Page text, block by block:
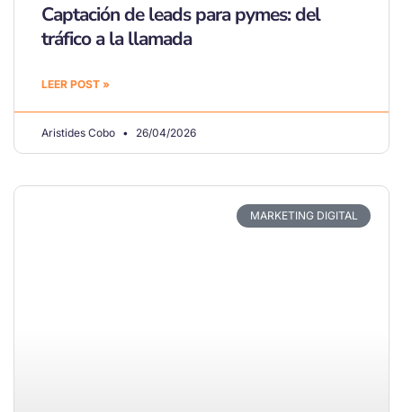
Captación de leads para pymes: del
tráfico a la llamada
LEER POST »
Aristides Cobo 26/04/2026
MARKETING DIGITAL